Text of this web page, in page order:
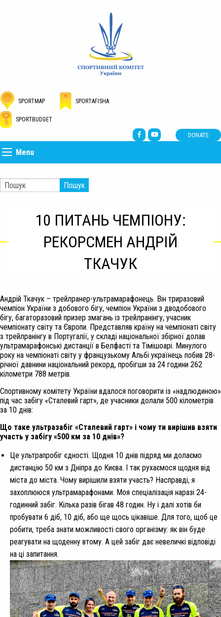
SPORTMAP SPORTAFISHA
SPORTBUDGET
DONATE
Menu
Пошук
10 ПИТАНЬ ЧЕМПІОНУ:
РЕКОРСМЕН АНДРІЙ
ТКАЧУК
Андрій Ткачук – трейлранер-ультрамарафонець. Він триразовий
чемпіон України з добового бігу, чемпіон України з дводобового
бігу, багаторазовий призер змагань із трейлранінгу, учасник
чемпіонату світу та Європи. Представляв країну на чемпіонаті світу
з трейлранінгу в Португалії, у складі національної збірної долав
ультрамарафонські дистанції в Белфасті та Тімішоарі. Минулого
року на чемпіонаті світу у французькому Альбі українець побив 28-
річної давнини національний рекорд, пробігши за 24 години 262
кілометри 788 метрів.
Спортивному комітету України вдалося поговорити із «надлюдиною»
під час забігу «Сталевий гарт», де учасники долали 500 кілометрів
за 10 днів:
Що таке ультразабіг «Сталевий гарт» і чому ти вирішив взяти
участь у забігу «500 км за 10 днів»?
Це ультрапробіг єдності. Щодня 10 днів підряд ми долаємо
дистанцію 50 км з Дніпра до Києва. І так рухаємося щодня від
міста до міста. Чому вирішили взяти участь? Насправді, я
захоплююся ультрамарафонами. Моя спеціалізація наразі 24-
годинний забіг. Кілька разів бігав 48 годин. Ну і далі хотів би
пробувати 6 діб, 10 діб, або ще щось цікавіше. Для того, щоб це
робити, треба знати можливості свого організму: як він буде
реагувати на щоденну втому. А цей забіг дає невеличкі відповіді
на ці запитання.